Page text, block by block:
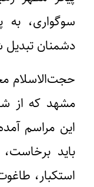
سوگواری، به
دشمنان
حجت‌الاسلام
مشهد که از
این مراسم
باید برخاست،
استکبار،